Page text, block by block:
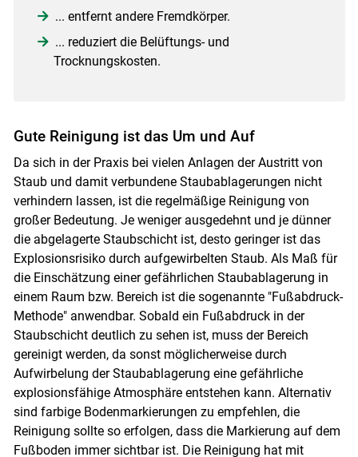
... entfernt andere Fremdkörper.
... reduziert die Belüftungs- und
Trocknungskosten.
Gute Reinigung ist das Um und Auf
Da sich in der Praxis bei vielen Anlagen der Austritt von
Staub und damit verbundene Staubablagerungen nicht
verhindern lassen, ist die regelmäßige Reinigung von
großer Bedeutung. Je weniger ausgedehnt und je dünner
die abgelagerte Staubschicht ist, desto geringer ist das
Explosionsrisiko durch aufgewirbelten Staub. Als Maß für
die Einschätzung einer gefährlichen Staubablagerung in
einem Raum bzw. Bereich ist die sogenannte "Fußabdruck-
Methode" anwendbar. Sobald ein Fußabdruck in der
Staubschicht deutlich zu sehen ist, muss der Bereich
gereinigt werden, da sonst möglicherweise durch
Aufwirbelung der Staubablagerung eine gefährliche
explosionsfähige Atmosphäre entstehen kann. Alternativ
sind farbige Bodenmarkierungen zu empfehlen, die
Reinigung sollte so erfolgen, dass die Markierung auf dem
Fußboden immer sichtbar ist. Die Reinigung hat mit